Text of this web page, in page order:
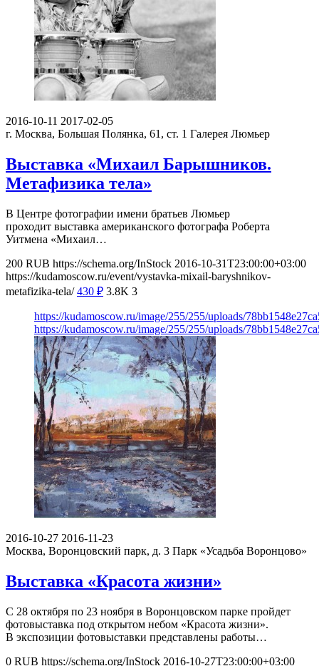
2016-10-11 2017-02-05
г. Москва, Большая Полянка, 61, ст. 1 Галерея Люмьер
Выставка «Михаил Барышников.
Метафизика тела»
В Центре фотографии имени братьев Люмьер
проходит выставка американского фотографа Роберта
Уитмена «Михаил…
200 RUB https://schema.org/InStock 2016-10-31T23:00:00+03:00
https://kudamoscow.ru/event/vystavka-mixail-baryshnikov-
metafizika-tela/ 430 ₽ 3.8K 3
https://kudamoscow.ru/image/255/255/uploads/
https://kudamoscow.ru/image/255/255/uploads/
2016-10-27 2016-11-23
Москва, Воронцовский парк, д. 3 Парк «Усадьба Воронцово»
Выставка «Красота жизни»
С 28 октября по 23 ноября в Воронцовском парке пройдет
фотовыставка под открытом небом «Красота жизни».
В экспозиции фотовыставки представлены работы…
0 RUB https://schema.org/InStock 2016-10-27T23:00:00+03:00